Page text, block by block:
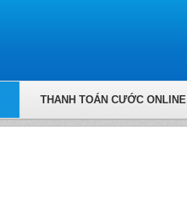
THANH TOÁN CƯỚC ONLINE